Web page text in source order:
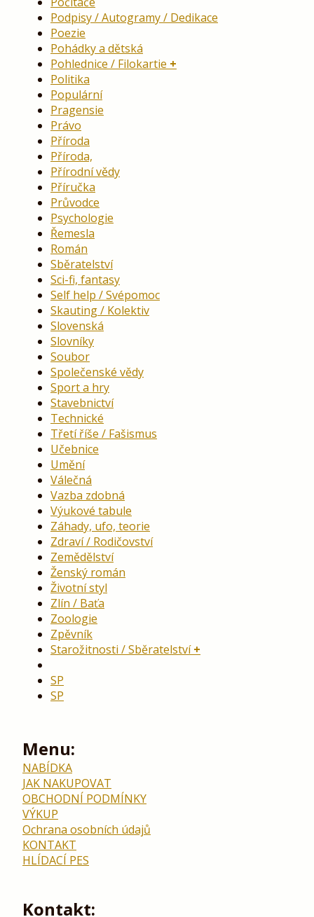
Podpisy / Autogramy / Dedikace
Poezie
Pohádky a dětská
Pohlednice / Filokartie
Politika
Populární
Pragensie
Právo
Příroda
Příroda,
Přírodní vědy
Příručka
Průvodce
Psychologie
Řemesla
Román
Sběratelství
Sci-fi, fantasy
Self help / Svépomoc
Skauting / Kolektiv
Slovenská
Slovníky
Soubor
Společenské vědy
Sport a hry
Stavebnictví
Technické
Třetí říše / Fašismus
Učebnice
Umění
Válečná
Vazba zdobná
Výukové tabule
Záhady, ufo, teorie
Zdraví / Rodičovství
Zemědělství
Ženský román
Životní styl
Zlín / Baťa
Zoologie
Zpěvník
Starožitnosti / Sběratelství
SP
SP
Menu:
NABÍDKA
JAK NAKUPOVAT
OBCHODNÍ PODMÍNKY
VÝKUP
Ochrana osobních údajů
KONTAKT
HLÍDACÍ PES
Kontakt: